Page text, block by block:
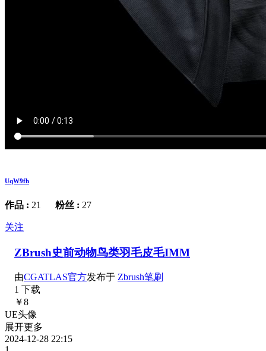
UqW9fh
作品 : 21 粉丝 : 27
关注
ZBrush史前动物鸟类羽毛皮毛IMM
由CGATLAS官方发布于 Zbrush笔刷
1 下载
￥8
UE头像
展开更多
2024-12-28 22:15